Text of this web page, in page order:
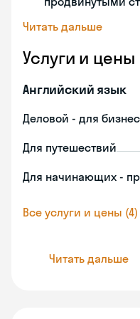
Читать дальше
Услуги и цены
Английский язык
Деловой - для
Для путешествий
Для начинающих -
Все услуги и цены (4)
Читать дальше